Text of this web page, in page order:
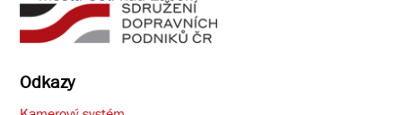
Odkazy